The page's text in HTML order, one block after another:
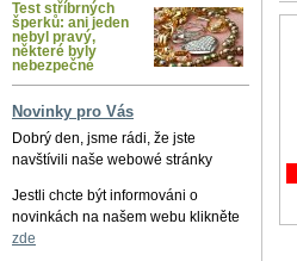
Test stříbrných
šperků: ani jeden
nebyl pravý,
některé byly
nebezpečné
Novinky pro Vás
Dobrý den, jsme rádi, že jste
navštívili naše webowé stránky
Jestli chcte být informováni o
novinkách na našem webu klikněte
zde